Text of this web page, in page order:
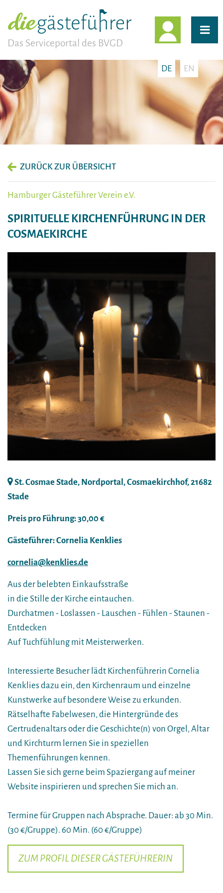
Das Serviceportal des BVGD
DE EN
ZURÜCK ZUR ÜBERSICHT
Hamburger Gästeführer Verein e.V.
SPIRITUELLE KIRCHENFÜHRUNG IN DER
COSMAEKIRCHE
St. Cosmae Stade, Nordportal, Cosmaekirchhof, 21682
Stade
Preis pro Führung: 30,00 €
Gästeführer: Cornelia Kenklies
cornelia@kenklies.de
Aus der belebten Einkaufsstraße
in die Stille der Kirche eintauchen.
Durchatmen - Loslassen - Lauschen - Fühlen - Staunen -
Entdecken
Auf Tuchfühlung mit Meisterwerken.
Interessierte Besucher lädt Kirchenführerin Cornelia
Kenklies dazu ein, den Kirchenraum und einzelne
Kunstwerke auf besondere Weise zu erkunden.
Rätselhafte Fabelwesen, die Hintergründe des
Gertrudenaltars oder die Geschichte(n) von Orgel, Altar
und Kirchturm lernen Sie in speziellen
Themenführungen kennen.
Lassen Sie sich gerne beim Spaziergang auf meiner
Website inspirieren und sprechen Sie mich an.
Termine für Gruppen nach Absprache. Dauer: ab 30 Min.
(30 €/Gruppe). 60 Min. (60 €/Gruppe)
ZUM PROFIL DIESER GÄSTEFÜHRERIN